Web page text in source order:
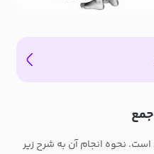
نحوه انجام آن به شرح زیر